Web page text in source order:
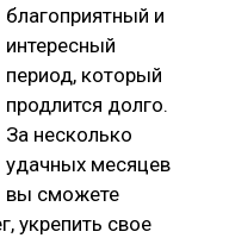
благоприятный и
интересный
период, который
продлится долго.
За несколько
удачных месяцев
вы сможете
укрепить свое